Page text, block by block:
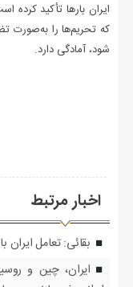
ایران بارها تأکید کرده
که تحریم‌ها را به‌صورت
شود، آمادگی دارد.
اخبار مرتبط
بقائی: تعامل
ایران، چین و